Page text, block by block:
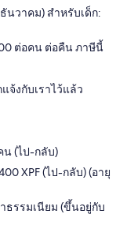
นวาคม) สำหรับเด็ก:
ต่อคน ต่อคืน ภาษีนี้
จ้งกับเราไว้แล้ว
น (ไป-กลับ)
XPF (ไป-กลับ) (อายุ
ธรรมเนียม (ขึ้นอยู่กับ